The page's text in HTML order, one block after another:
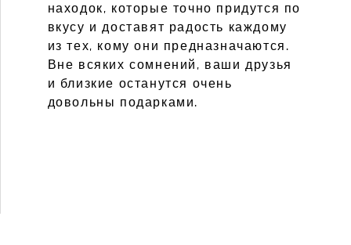
находок, которые точно придутся по
вкусу и доставят радость каждому
из тех, кому они предназначаются.
Вне всяких сомнений, ваши друзья
и близкие останутся очень
довольны подарками.